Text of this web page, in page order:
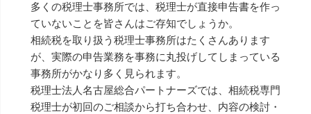
多くの税理士事務所では、税理士が直接申告書を作っ
ていないことを皆さんはご存知でしょうか。
相続税を取り扱う税理士事務所はたくさんあります
が、実際の申告業務を事務に丸投げしてしまっている
事務所がかなり多く見られます。
税理士法人名古屋総合パートナーズでは、相続税専門
税理士が初回のご相談から打ち合わせ、内容の検討・